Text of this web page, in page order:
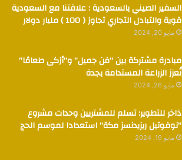
السفير الصيني بالسعودية : علاقتنا مع السعودية
قوية والتبادل التجاري تجاوز ( 100 ) مليار دولار
مايو 20, 2024
مبادرة مشتركة بين “فن جميل” و”أزكى طعامًا”
تُعزز الزراعة المستدامة بجدة
مايو 26, 2024
ذاخر للتطوير: تسلم للمشتريين وحدات مشروع
“نوفوتيل ريزيدنسز مكة” استعدادا لموسم الحج
مايو 19, 2024